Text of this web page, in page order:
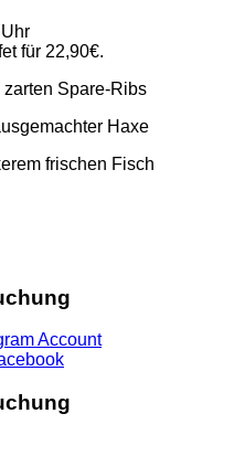
für 22,90€.
Spare-Ribs
Haxe
frischen Fisch